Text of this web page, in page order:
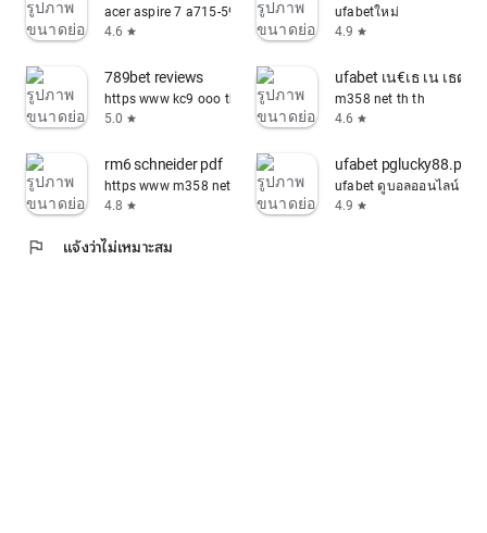
acer aspire 7 a715-59g review
4.6 star
ufabetใหม่
4.9 star
789bet reviews
https www kc9 ooo th th promotion login
5.0 star
ufabet เน€เธ เน เธฒเ
m358 net th th
4.6 star
rm6 schneider pdf
https www m358 net th th
4.8 star
ufabet pglucky88.pro
ufabet ดูบอลออนไลน์
4.9 star
flag แจ้งว่าไม่เหมาะสม